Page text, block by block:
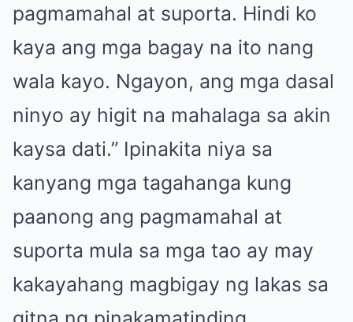
pagmamahal at suporta. Hindi ko
kaya ang mga bagay na ito nang
wala kayo. Ngayon, ang mga dasal
ninyo ay higit na mahalaga sa akin
kaysa dati.” Ipinakita niya sa
kanyang mga tagahanga kung
paanong ang pagmamahal at
suporta mula sa mga tao ay may
kakayahang magbigay ng lakas sa